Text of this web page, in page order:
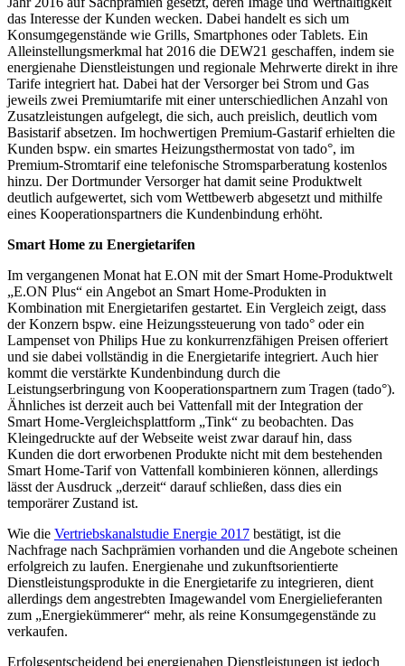
das Interesse der Kunden wecken. Dabei handelt es sich um
Konsumgegenstände wie Grills, Smartphones oder Tablets. Ein
Alleinstellungsmerkmal hat 2016 die DEW21 geschaffen, indem sie
energienahe Dienstleistungen und regionale Mehrwerte direkt in ihre
Tarife integriert hat. Dabei hat der Versorger bei Strom und Gas
jeweils zwei Premiumtarife mit einer unterschiedlichen Anzahl von
Zusatzleistungen aufgelegt, die sich, auch preislich, deutlich vom
Basistarif absetzen. Im hochwertigen Premium-Gastarif erhielten die
Kunden bspw. ein smartes Heizungsthermostat von tado°, im
Premium-Stromtarif eine telefonische Stromsparberatung kostenlos
hinzu. Der Dortmunder Versorger hat damit seine Produktwelt
deutlich aufgewertet, sich vom Wettbewerb abgesetzt und mithilfe
eines Kooperationspartners die Kundenbindung erhöht.
Smart Home zu Energietarifen
Im vergangenen Monat hat E.ON mit der Smart Home-Produktwelt
„E.ON Plus“ ein Angebot an Smart Home-Produkten in
Kombination mit Energietarifen gestartet. Ein Vergleich zeigt, dass
der Konzern bspw. eine Heizungssteuerung von tado° oder ein
Lampenset von Philips Hue zu konkurrenzfähigen Preisen offeriert
und sie dabei vollständig in die Energietarife integriert. Auch hier
kommt die verstärkte Kundenbindung durch die
Leistungserbringung von Kooperationspartnern zum Tragen (tado°).
Ähnliches ist derzeit auch bei Vattenfall mit der Integration der
Smart Home-Vergleichsplattform „Tink“ zu beobachten. Das
Kleingedruckte auf der Webseite weist zwar darauf hin, dass
Kunden die dort erworbenen Produkte nicht mit dem bestehenden
Smart Home-Tarif von Vattenfall kombinieren können, allerdings
lässt der Ausdruck „derzeit“ darauf schließen, dass dies ein
temporärer Zustand ist.
Wie die Vertriebskanalstudie Energie 2017 bestätigt, ist die
Nachfrage nach Sachprämien vorhanden und die Angebote scheinen
erfolgreich zu laufen. Energienahe und zukunftsorientierte
Dienstleistungsprodukte in die Energietarife zu integrieren, dient
allerdings dem angestrebten Imagewandel vom Energielieferanten
zum „Energiekümmerer“ mehr, als reine Konsumgegenstände zu
verkaufen.
Erfolgsentscheidend bei energienahen Dienstleistungen ist jedoch